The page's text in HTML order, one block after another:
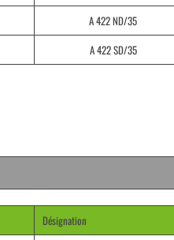
A 422 ND/35
A 422 SD/35
Désignation